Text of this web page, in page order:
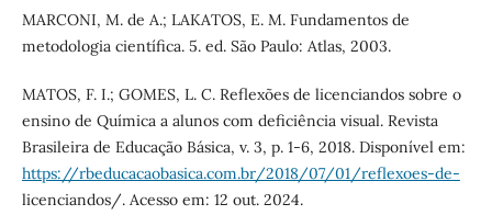
MARCONI, M. de A.; LAKATOS, E. M. Fundamentos de
metodologia científica. 5. ed. São Paulo: Atlas, 2003.
MATOS, F. I.; GOMES, L. C. Reflexões de licenciandos sobre o
ensino de Química a alunos com deficiência visual. Revista
Brasileira de Educação Básica, v. 3, p. 1-6, 2018. Disponível em:
https://rbeducacaobasica.com.br/2018/07/01/reflexoes-de-
licenciandos/. Acesso em: 12 out. 2024.